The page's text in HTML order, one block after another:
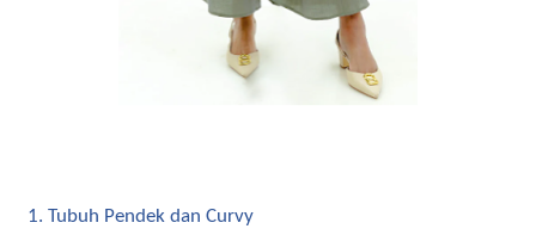
Tubuh Pendek dan Curvy